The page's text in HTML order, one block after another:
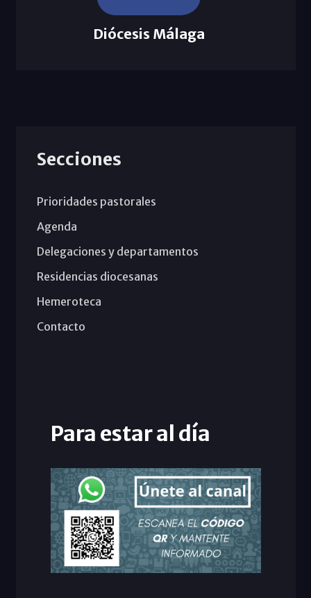
Diócesis Málaga
Secciones
Prioridades pastorales
Agenda
Delegaciones y departamentos
Residencias diocesanas
Hemeroteca
Contacto
Para estar al día